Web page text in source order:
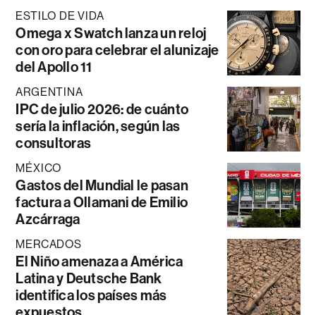
ESTILO DE VIDA
Omega x Swatch lanza un reloj
con oro para celebrar el alunizaje
del Apollo 11
ARGENTINA
IPC de julio 2026: de cuánto
sería la inflación, según las
consultoras
MÉXICO
Gastos del Mundial le pasan
factura a Ollamani de Emilio
Azcárraga
MERCADOS
El Niño amenaza a América
Latina y Deutsche Bank
identifica los países más